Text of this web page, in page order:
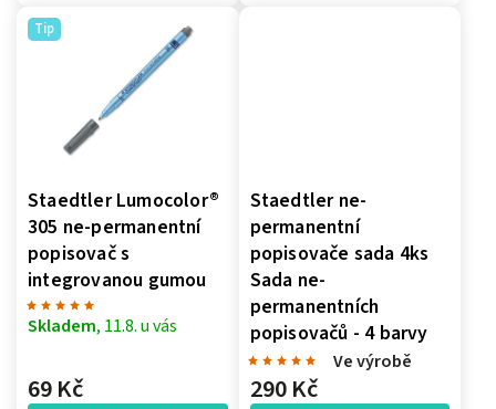
Tip
Staedtler Lumocolor®
305 ne-permanentní
popisovač s
integrovanou gumou
Skladem, 11.8. u vás
69 Kč
Staedtler ne-
permanentní
popisovače sada 4ks
Sada ne-
permanentních
popisovačů - 4 barvy
Ve výrobě
290 Kč